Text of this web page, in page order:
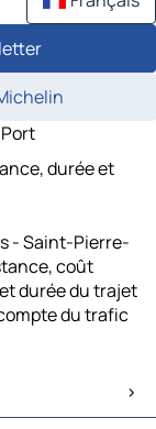
durée et
- Saint-Pierre-
coût
durée du trajet
du trafic